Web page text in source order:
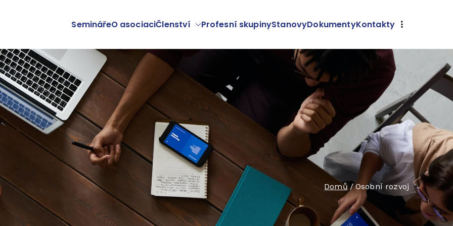
SeminářeO asociaciČlenství Profesní skupinyStanovyDokumentyKontakty
Domů Osobní rozvoj